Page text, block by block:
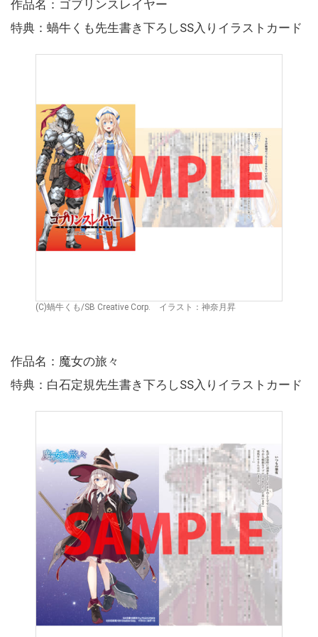
作品名：ゴブリンスレイヤー
特典：蝸牛くも先生書き下ろしSS入りイラストカード
(C)蝸牛くも/SB Creative Corp. イラスト：神奈月昇
作品名：魔女の旅々
特典：白石定規先生書き下ろしSS入りイラストカード